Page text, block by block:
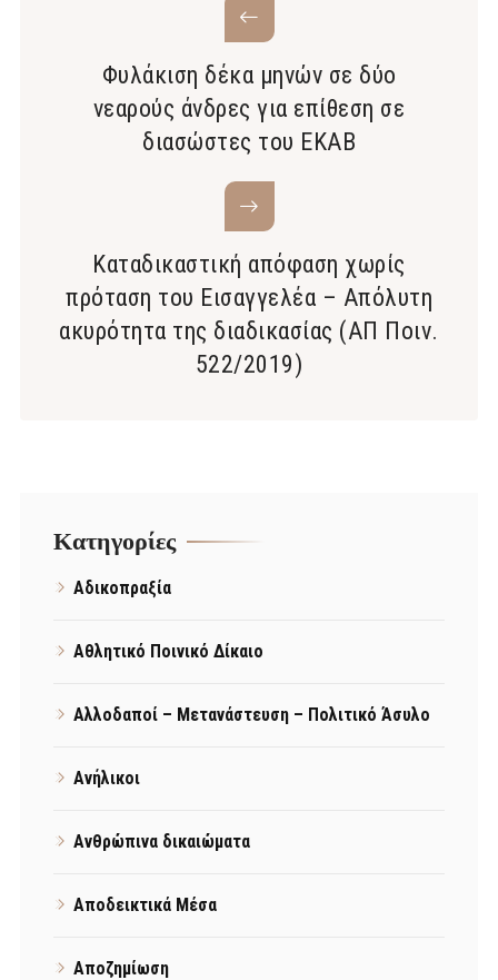
Φυλάκιση δέκα μηνών σε δύο
νεαρούς άνδρες για επίθεση σε
διασώστες του ΕΚΑΒ
Καταδικαστική απόφαση χωρίς
πρόταση του Εισαγγελέα – Απόλυτη
ακυρότητα της διαδικασίας (ΑΠ Ποιν.
522/2019)
Kατηγορίες
Αδικοπραξία
Αθλητικό Ποινικό Δίκαιο
Αλλοδαποί – Μετανάστευση – Πολιτικό Άσυλο
Ανήλικοι
Ανθρώπινα δικαιώματα
Αποδεικτικά Μέσα
Αποζημίωση